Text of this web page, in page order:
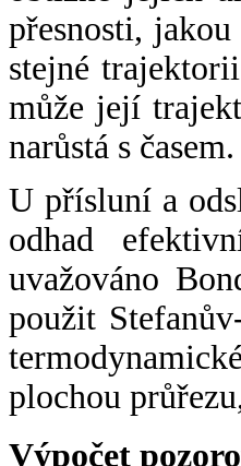
přesnosti,
stejné
může její
narůstá s časem.
U přísluní a
odhad
uvažováno
použit
plochou
Výpočet